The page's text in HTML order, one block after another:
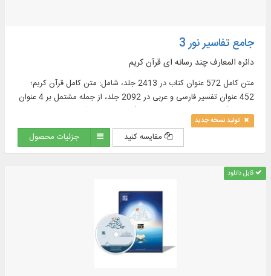
جامع تفاسیر نور 3
دائره المعارف چند رسانه ای قرآن کریم
متن کامل 572 عنوان کتاب در 2413 جلد، شامل: متن کامل قرآن کریم؛
452 عنوان تفسیر فارسی و عربی در 2092 جلد، از جمله مشتمل بر 4 عنوان
تفسیر انگلیسی در 30 جلد و 15 فرهنگ‏ نامه معتبر قرآنى در 31 جلد و ...
تولید نسخه جدید
مقایسه کنید جزئیات محصول
قابل دانلود